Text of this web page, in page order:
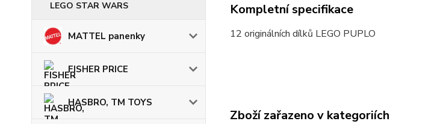
LEGO STAR WARS
MATTEL panenky
FISHER PRICE
HASBRO, TM TOYS
Kompletní specifikace
12 originálních dílků LEGO PUPLO
Zboží zařazeno v kategoriích